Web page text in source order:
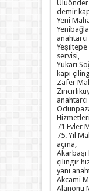
Uluönder
demir
Yeni
Yeşiltepe
servisi,
Yukarı
kapı
Zafer
Hizmetleri
71 Evler
75. Yıl
açma,
Akarbaşı
çilingir
yanı
Akcami
Alanönü